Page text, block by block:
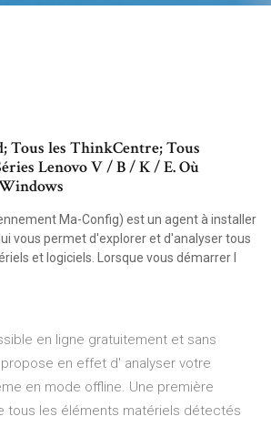
Tous les ThinkCentre; Tous
Lenovo V / B / K / E. Où
Ma-Config) est un agent à installer
vous permet d'explorer et d'analyser tous
et logiciels. Lorsque vous démarrer l
en ligne gratuitement et sans
en effet d' analyser votre
en mode offline. Une première
tous les éléments matériels détectés